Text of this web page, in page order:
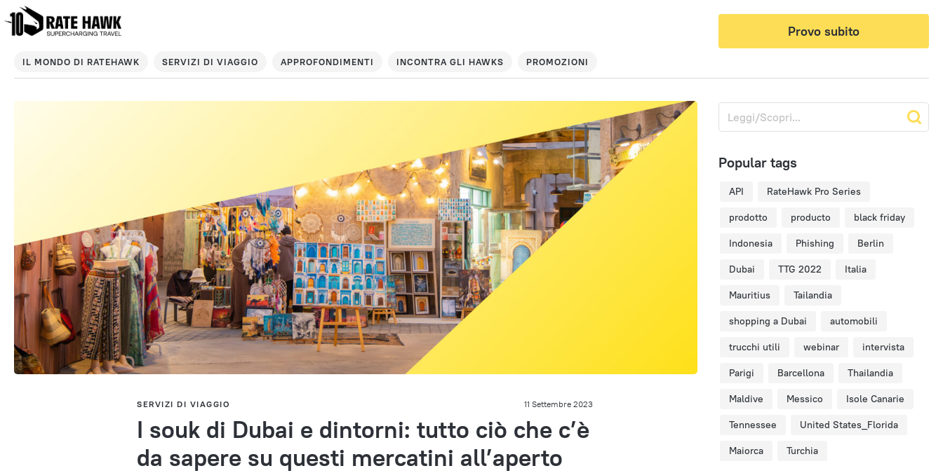
Provo subito
IL MONDO DI RATEHAWK SERVIZI DI VIAGGIO APPROFONDIMENTI INCONTRA GLI HAWKS PROMOZIONI
SERVIZI DI VIAGGIO 11 Settembre 2023
I souk di Dubai e dintorni: tutto ciò che c’è
da sapere su questi mercatini all’aperto
Popular tags
API RateHawk Pro Series
prodotto producto black friday
Indonesia Phishing Berlin
Dubai TTG 2022 Italia
Mauritius Tailandia
shopping a Dubai automobili
trucchi utili webinar intervista
Parigi Barcellona Thailandia
Maldive Messico Isole Canarie
Tennessee United States_Florida
Maiorca Turchia